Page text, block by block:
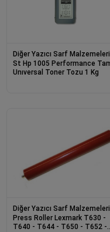
Diğer Yazıcı Sarf Malzemeleri
St Hp 1005 Performance Tam
Unıversal Toner Tozu 1 Kg
Diğer Yazıcı Sarf Malzemeleri
Press Roller Lexmark T630 -
T640 - T644 - T650 - T652 -